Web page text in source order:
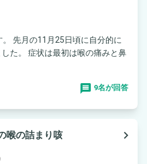
先月の11月25日頃に自分的に
痛みと鼻
9名が回答
喉の詰まり咳
navigate_next